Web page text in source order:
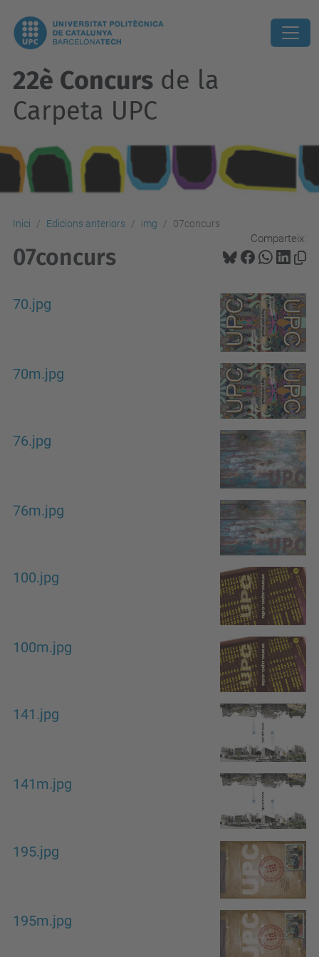
22è Concurs de la
Carpeta UPC
Inici Edicions anteriors img 07concurs
Comparteix:
07concurs
70.jpg
70m.jpg
76.jpg
76m.jpg
100.jpg
100m.jpg
141.jpg
141m.jpg
195.jpg
195m.jpg